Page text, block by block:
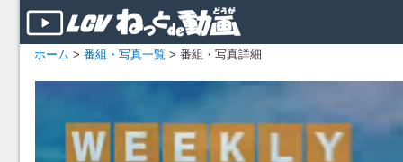
ホーム > 番組・写真一覧 > 番組・写真詳細